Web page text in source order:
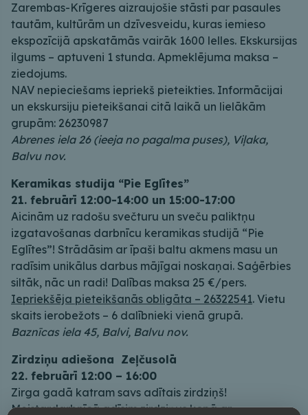
Zarembas-Krīgeres aizraujošie stāsti par pasaules
tautām, kultūrām un dzīvesveidu, kuras iemieso
ekspozīcijā apskatāmās vairāk 1600 lelles. Ekskursijas
ilgums – aptuveni 1 stunda. Apmeklējuma maksa –
ziedojums.
NAV nepieciešams iepriekš pieteikties. Informācijai
un ekskursiju pieteikšanai citā laikā un lielākām
grupām: 26230987
Abrenes iela 26 (ieeja no pagalma puses), Viļaka,
Balvu nov.
Keramikas studija “Pie Eglītes”
21. februārī 12:00-14:00 un 15:00-17:00
Aicinām uz radošu svečturu un sveču paliktņu
izgatavošanas darbnīcu keramikas studijā “Pie
Eglītes”! Strādāsim ar īpaši baltu akmens masu un
radīsim unikālus darbus mājīgai noskaņai. Saģērbies
siltāk, nāc un radi! Dalības maksa 25 €/pers.
Iepriekšēja pieteikšanās obligāta – 26322541. Vietu
skaits ierobežots – 6 dalībnieki vienā grupā.
Baznīcas iela 45, Balvi, Balvu nov.
Zirdziņu adiešona Zeļčusolā
22. februārī 12:00 – 16:00
Zirga gadā katram savs adītais zirdziņš!
Meistardarbnīcā adīsim zirdziņus kopā ar